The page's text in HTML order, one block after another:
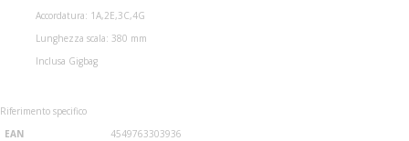
Accordatura: 1A,2E,3C,4G
Lunghezza scala: 380 mm
Inclusa Gigbag
Riferimento specifico
EAN
4549763303936